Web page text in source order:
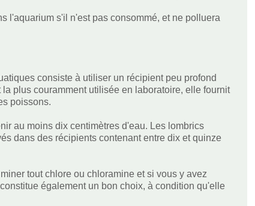
l'aquarium s'il n'est pas consommé, et ne polluera
consiste à utiliser un récipient peu profond
plus couramment utilisée en laboratoire, elle fournit
poissons.
au moins dix centimètres d'eau. Les lombrics
dans des récipients contenant entre dix et quinze
tout chlore ou chloramine et si vous y avez
également un bon choix, à condition qu'elle